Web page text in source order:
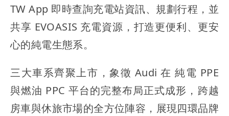
TW App 即時查詢充電站資訊、規劃行程，並
共享 EVOASIS 充電資源，打造更便利、更安
心的純電生態系。
三大車系齊聚上市，象徵 Audi 在 純電 PPE
與燃油 PPC 平台的完整布局正式成形，跨越
房車與休旅市場的全方位陣容，展現四環品牌